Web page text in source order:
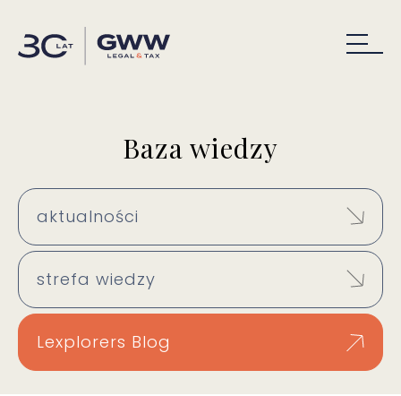
Baza wiedzy
aktualności
strefa wiedzy
Lexplorers Blog